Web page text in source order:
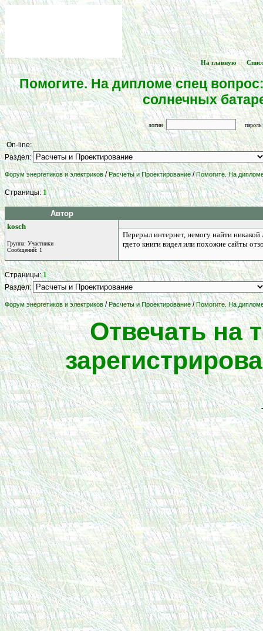
[На главную ] -- [
Помогите. На дипломе спец
солнечных
логин
On-line:
Раздел:
Форум энергетиков и электриков/Расчеты и Проектирование/Помогите. На
Страницы:1
Автор
kosch
Группа: Участники
Сообщений: 1
Перерыл интернет, немогу найти
гдето книги видел или похожие сайты
Страницы:1
Раздел:
Форум энергетиков и электриков/Расчеты и Проектирование/Помогите. На
Отвечать на